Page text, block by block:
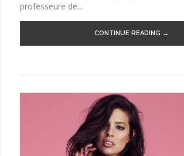
professeure de...
CONTINUE READING →